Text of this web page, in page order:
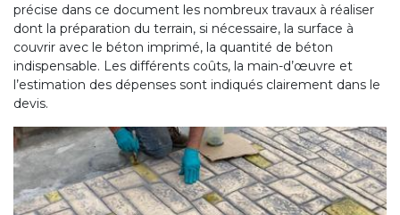
précise dans ce document les nombreux travaux à réaliser
dont la préparation du terrain, si nécessaire, la surface à
couvrir avec le béton imprimé, la quantité de béton
indispensable. Les différents coûts, la main-d’œuvre et
l’estimation des dépenses sont indiqués clairement dans le
devis.